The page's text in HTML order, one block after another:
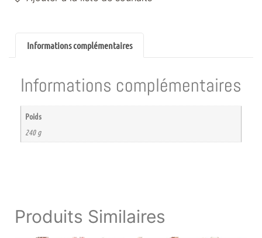
Informations complémentaires
Informations complémentaires
Poids
240 g
Produits Similaires